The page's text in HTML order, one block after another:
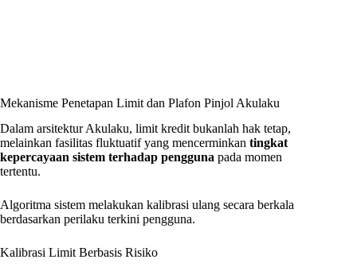
Mekanisme Penetapan Limit dan Plafon Pinjol Akulaku
Dalam arsitektur Akulaku, limit kredit bukanlah hak tetap,
melainkan fasilitas fluktuatif yang mencerminkan tingkat
kepercayaan sistem terhadap pengguna pada momen
tertentu.
Algoritma sistem melakukan kalibrasi ulang secara berkala
berdasarkan perilaku terkini pengguna.
Kalibrasi Limit Berbasis Risiko